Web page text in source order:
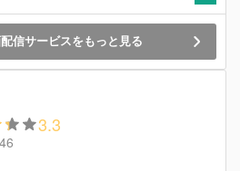
信サービスをもっと見る
3.3
46